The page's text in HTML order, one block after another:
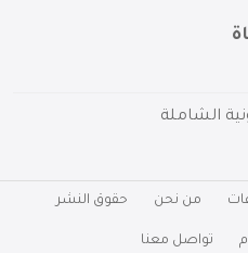
الشاملة
من نحن حقوق النشر
تواصل معنا